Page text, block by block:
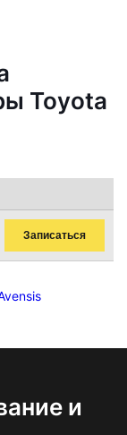
Toyota
Записаться
и